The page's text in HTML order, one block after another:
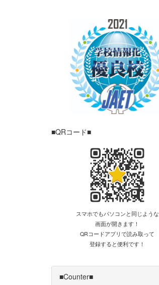
■QRコード■
スマホでもパソコンと同じような
画面が開きます！
QRコードアプリで読み取って
登録すると便利です！
■Counter■